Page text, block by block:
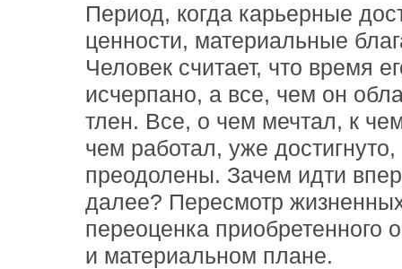
Период, когда карьерные
ценности, материальные
Человек считает, что время
исчерпано, а все, чем он
тлен. Все, о чем мечтал, к
чем работал, уже
преодолены. Зачем идти
далее? Пересмотр
переоценка приобретенного
и материальном плане.